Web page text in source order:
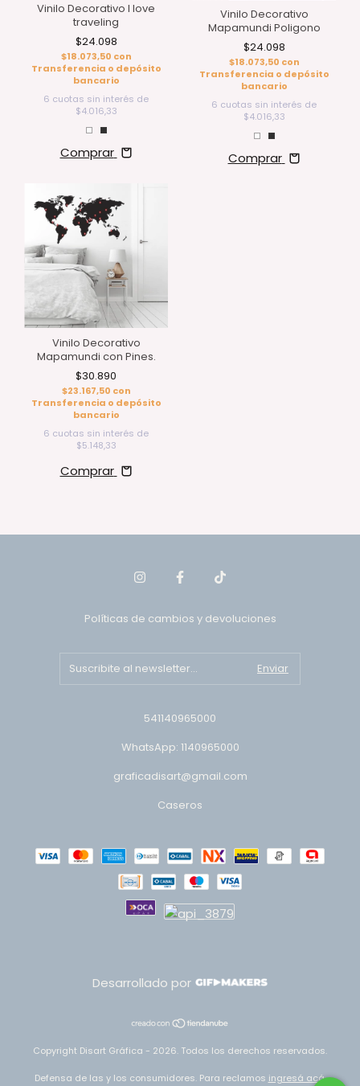
Vinilo Decorativo I love
traveling
$24.098
$18.073,50 con
Transferencia o depósito
bancario
6 cuotas sin interés de
$4.016,33
Comprar
Vinilo Decorativo
Mapamundi Poligono
$24.098
$18.073,50 con
Transferencia o depósito
bancario
6 cuotas sin interés de
$4.016,33
Comprar
Vinilo Decorativo
Mapamundi con Pines.
$30.890
$23.167,50 con
Transferencia o depósito
bancario
6 cuotas sin interés de
$5.148,33
Comprar
Políticas de cambios y devoluciones
541140965000
WhatsApp: 1140965000
graficadisart@gmail.com
Caseros
Desarrollado por
Copyright Disart Gráfica - 2026. Todos los derechos reservados.
Defensa de las y los consumidores. Para reclamos ingresá acá.